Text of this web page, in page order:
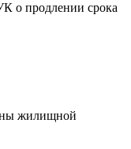
о продлении срока
жилищной